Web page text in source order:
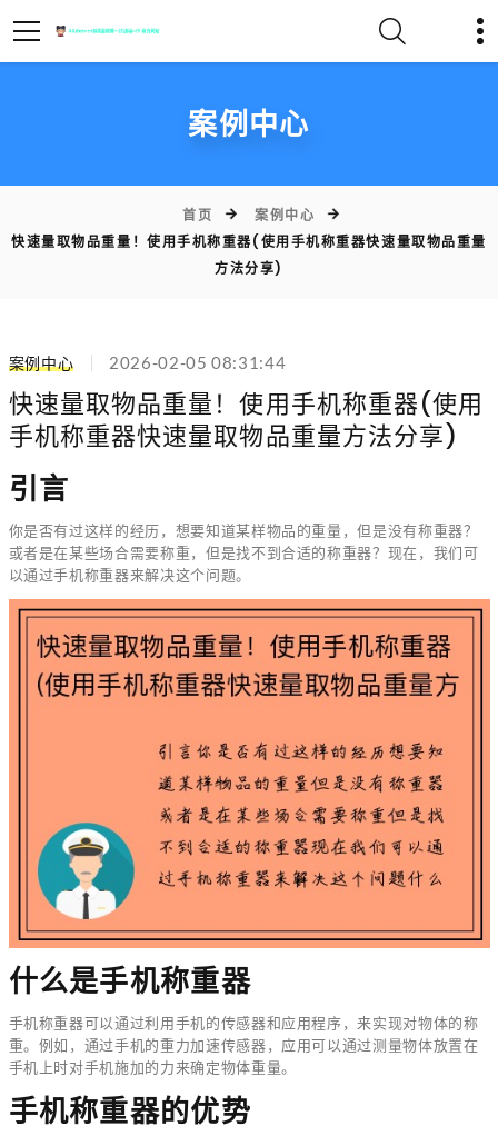
案例中心
首页
案例中心
快速量取物品重量！使用手机称重器(使用手机称重器快速量取物品重量
方法分享)
案例中心 2026-02-05 08:31:44
快速量取物品重量！使用手机称重器(使用
手机称重器快速量取物品重量方法分享)
引言
你是否有过这样的经历，想要知道某样物品的重量，但是没有称重器？
或者是在某些场合需要称重，但是找不到合适的称重器？现在，我们可
以通过手机称重器来解决这个问题。
什么是手机称重器
手机称重器可以通过利用手机的传感器和应用程序，来实现对物体的称
重。例如，通过手机的重力加速传感器，应用可以通过测量物体放置在
手机上时对手机施加的力来确定物体重量。
手机称重器的优势